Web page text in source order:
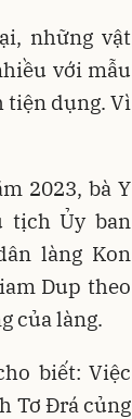
những vật
với mẫu
tiện dụng. Vì
2023, bà Y
tịch Ủy ban
làng Kon
Dup theo
của làng.
biết: Việc
Tơ Đrá củng